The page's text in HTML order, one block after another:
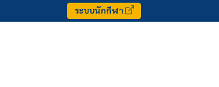
ระบบนักกีฬา